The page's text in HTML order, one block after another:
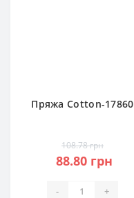
Пряжа Cotton-17860
108.78 грн
88.80 грн
- +